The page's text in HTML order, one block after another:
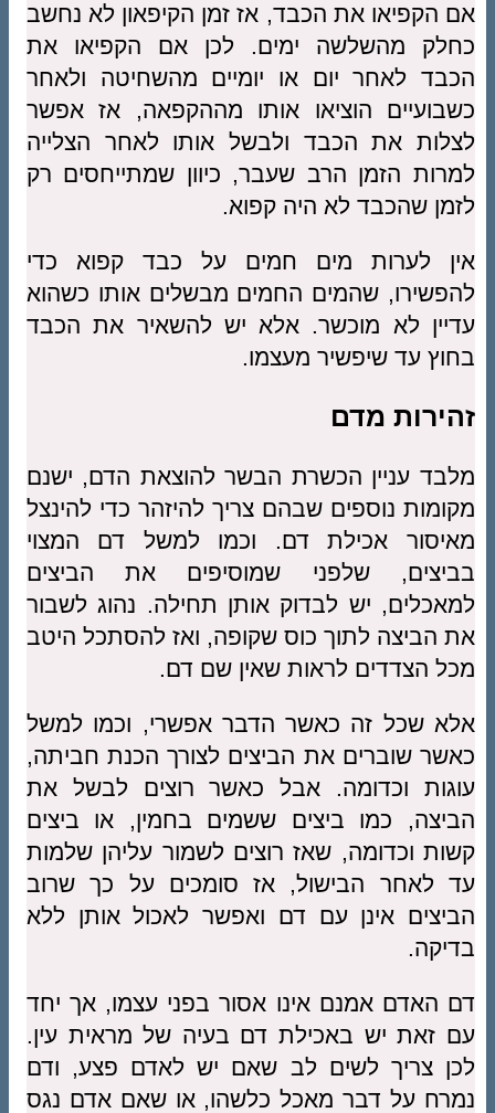
אם הקפיאו את הכבד, אז זמן הקיפאון לא נחשב
כחלק מהשלשה ימים. לכן אם הקפיאו את
הכבד לאחר יום או יומיים מהשחיטה ולאחר
כשבועיים הוציאו אותו מההקפאה, אז אפשר
לצלות את הכבד ולבשל אותו לאחר הצלייה
למרות הזמן הרב שעבר, כיוון שמתייחסים רק
לזמן שהכבד לא היה קפוא.
אין לערות מים חמים על כבד קפוא כדי
להפשירו, שהמים החמים מבשלים אותו כשהוא
עדיין לא מוכשר. אלא יש להשאיר את הכבד
בחוץ עד שיפשיר מעצמו.
זהירות מדם
מלבד עניין הכשרת הבשר להוצאת הדם, ישנם
מקומות נוספים שבהם צריך להיזהר כדי להינצל
מאיסור אכילת דם. וכמו למשל דם המצוי
בביצים, שלפני שמוסיפים את הביצים
למאכלים, יש לבדוק אותן תחילה. נהוג לשבור
את הביצה לתוך כוס שקופה, ואז להסתכל היטב
מכל הצדדים לראות שאין שם דם.
אלא שכל זה כאשר הדבר אפשרי, וכמו למשל
כאשר שוברים את הביצים לצורך הכנת חביתה,
עוגות וכדומה. אבל כאשר רוצים לבשל את
הביצה, כמו ביצים ששמים בחמין, או ביצים
קשות וכדומה, שאז רוצים לשמור עליהן שלמות
עד לאחר הבישול, אז סומכים על כך שרוב
הביצים אינן עם דם ואפשר לאכול אותן ללא
בדיקה.
דם האדם אמנם אינו אסור בפני עצמו, אך יחד
עם זאת יש באכילת דם בעיה של מראית עין.
לכן צריך לשים לב שאם יש לאדם פצע, ודם
נמרח על דבר מאכל כלשהו, או שאם אדם נגס